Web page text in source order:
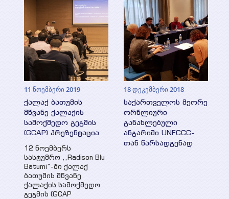
კონტაქტი
11 ნოემბერი 2019
ქალაქ ბათუმის
მწვანე ქალაქის
სამოქმედო გეგმის
(GCAP) პრეზენტაცია
12 ნოემბერს
სასტუმრო ,,Radison Blu
Batumi”-ში ქალაქ
ბათუმის მწვანე
ქალაქის სამოქმედო
გეგმის (GCAP
18 დეკემბერი 2018
საქართველოს მეორე
ორწლიური
განახლებული
ანგარიში UNFCCC-
თან წარსადგენად